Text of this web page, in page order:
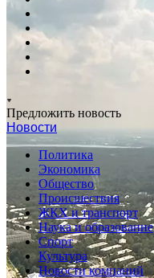
Предложить новость
Новости
Политика
Экономика
Общество
Происшествия
ЖКХ и транспорт
Наука и образование
Спорт
Культура
Новости компаний